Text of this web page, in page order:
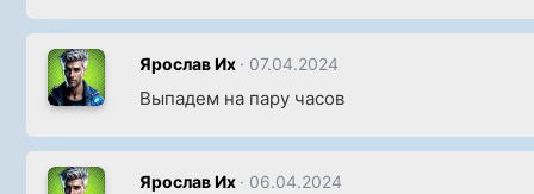
Ярослав Их 07.04.2024
Выпадем на пару часов
Ярослав Их 06.04.2024